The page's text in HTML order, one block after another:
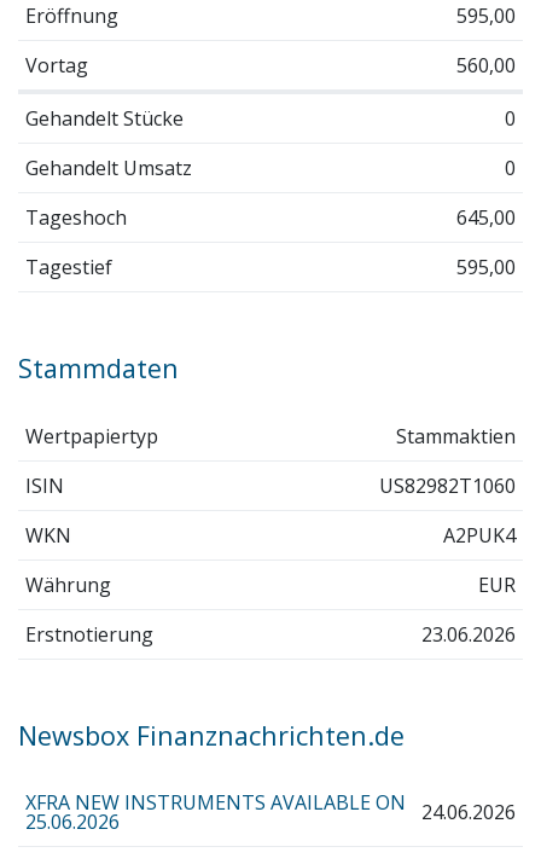
Eröffnung
595,00
Vortag
560,00
Gehandelt Stücke
0
Gehandelt Umsatz
0
Tageshoch
645,00
Tagestief
595,00
Stammdaten
Wertpapiertyp
Stammaktien
ISIN
US82982T1060
WKN
A2PUK4
Währung
EUR
Erstnotierung
23.06.2026
Newsbox Finanznachrichten.de
XFRA NEW INSTRUMENTS AVAILABLE ON
25.06.2026 24.06.2026